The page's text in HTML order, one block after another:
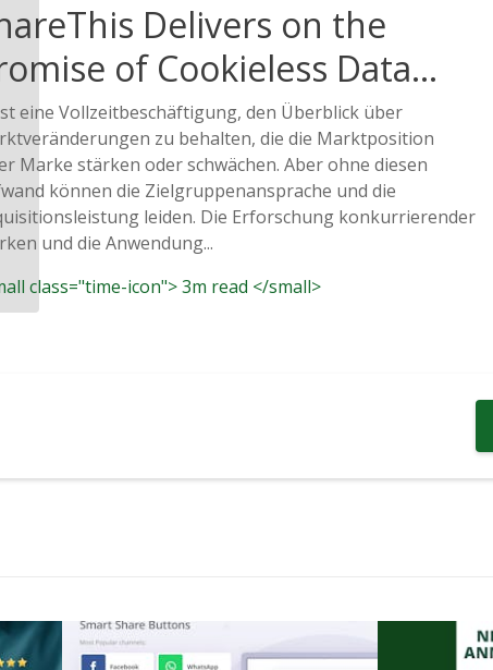
Delivers on the
of Cookieless Data
eine Vollzeitbeschäftigung, den Überblick über
zu behalten, die die Marktposition
Marke stärken oder schwächen. Aber ohne diesen
können die Zielgruppenansprache und die
leiden. Die Erforschung konkurrierender
und die Anwendung...
class="time-icon"> 3m read </small>